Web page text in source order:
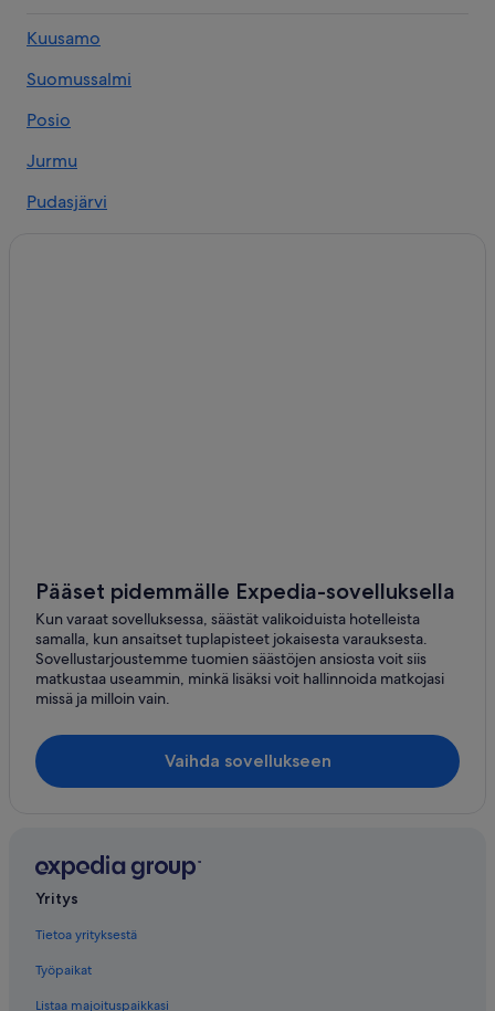
Kuusamo
Suomussalmi
Posio
Jurmu
Pudasjärvi
Pääset pidemmälle Expedia-sovelluksella
Kun varaat sovelluksessa, säästät valikoiduista hotelleista
samalla, kun ansaitset tuplapisteet jokaisesta varauksesta.
Sovellustarjoustemme tuomien säästöjen ansiosta voit siis
matkustaa useammin, minkä lisäksi voit hallinnoida matkojasi
missä ja milloin vain.
Vaihda sovellukseen
Yritys
Tietoa yrityksestä
Työpaikat
Listaa majoituspaikkasi